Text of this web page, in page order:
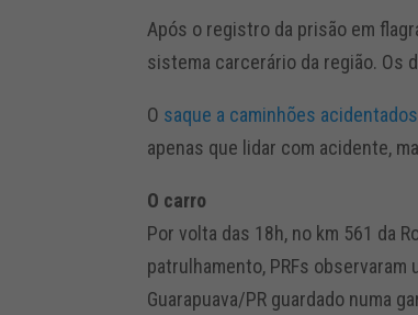
Após o registro da prisão em
sistema carcerário da região. Os
O saque a caminhões
apenas que lidar com acidente,
O carro
Por volta das 18h, no km 561 da
patrulhamento, PRFs observaram
Guarapuava/PR guardado numa